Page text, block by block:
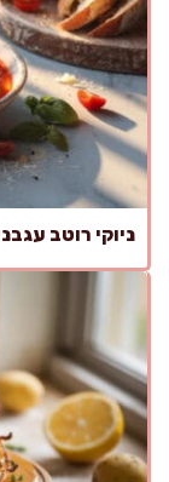
ניוקי רוטב עגבניות מפנק ב-